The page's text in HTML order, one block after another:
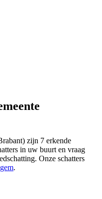
) zijn 7 erkende
in uw buurt en vraag
Onze schatters
.